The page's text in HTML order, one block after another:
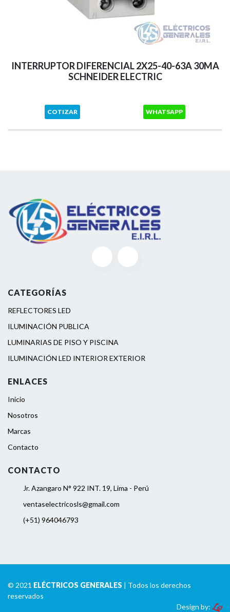
INTERRUPTOR DIFERENCIAL 2X25-40-63A 30MA
SCHNEIDER ELECTRIC
COTIZAR WHATSAPP
CATEGORÍAS
REFLECTORES LED
ILUMINACIÓN PUBLICA
LUMINARIAS DE PISO Y PISCINA
ILUMINACIÓN LED INTERIOR EXTERIOR
ENLACES
Inicio
Nosotros
Marcas
Contacto
CONTACTO
Jr. Azangaro N° 922 INT. 19, Lima - Perú
ventaselectricosls@gmail.com
(+51) 964046793
© 2021 ELÉCTRICOS GENERALES | Todos los derechos
reservados
Design by: